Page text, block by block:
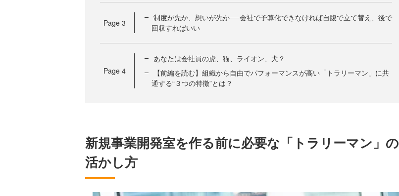
Page 3
制度が先か、想いが先か──会社で予算化できなければ自腹で立て替え、後で
回収すればいい
Page 4
あなたは会社員の虎、猫、ライオン、犬？
【前編を読む】組織から自由でパフォーマンスが高い「トラリーマン」に共
通する“３つの特徴”とは？
新規事業開発室を作る前に必要な「トラリーマン」の
活かし方